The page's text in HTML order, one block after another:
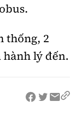
thống, 2
hành lý đến.